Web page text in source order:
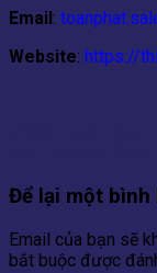
Email:
Website: https://
Để lại một bình
Email của bạn sẽ
bắt buộc được